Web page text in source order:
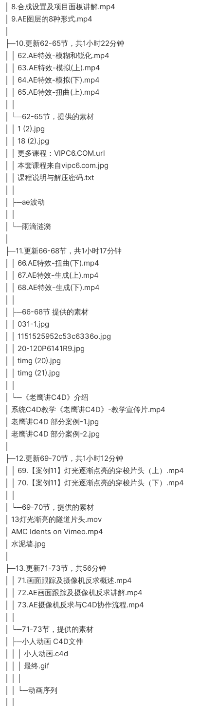
│ 8.合成设置及项目面板讲解.mp4
│ 9.AE图层的8种形式.mp4
├─10.更新62-65节，共1小时22分钟
│ │ 62.AE特效-模糊和锐化.mp4
│ │ 63.AE特效-模拟(上).mp4
│ │ 64.AE特效-模拟(下).mp4
│ │ 65.AE特效-扭曲(上).mp4
│ └─62-65节，提供的素材
│ │ 1 (2).jpg
│ │ 18 (2).jpg
│ │ 更多课程：VIPC6.COM.url
│ │ 本套课程来自vipc6.com.jpg
│ │ 课程说明与解压密码.txt
│ ├─ae波动
│ └─雨滴涟漪
├─11.更新66-68节，共1小时17分钟
│ │ 66.AE特效-扭曲(下).mp4
│ │ 67.AE特效-生成(上).mp4
│ │ 68.AE特效-生成(下).mp4
│ ├─66-68节 提供的素材
│ │ 031-1.jpg
│ │ 1151525952c53c6336o.jpg
│ │ 20-120P6141R9.jpg
│ │ timg (20).jpg
│ │ timg (21).jpg
│ └─《老鹰讲C4D》介绍
│ 系统C4D教学《老鹰讲C4D》-教学宣传片.mp4
│ 老鹰讲C4D 部分案例-1.jpg
│ 老鹰讲C4D 部分案例-2.jpg
├─12.更新69-70节，共1小时12分钟
│ │ 69.【案例11】灯光逐渐点亮的穿梭片头（上）.mp4
│ │ 70.【案例11】灯光逐渐点亮的穿梭片头（下）.mp4
│ └─69-70节，提供的素材
│ 13灯光渐亮的隧道片头.mov
│ AMC Idents on Vimeo.mp4
│ 水泥墙.jpg
├─13.更新71-73节，共56分钟
│ │ 71.画面跟踪及摄像机反求概述.mp4
│ │ 72.AE画面跟踪及摄像机反求讲解.mp4
│ │ 73.AE摄像机反求与C4D协作流程.mp4
│ └─71-73节，提供的素材
│ ├─小人动画 C4D文件
│ │ │ 小人动画.c4d
│ │ │ 最终.gif
│ │ └─动画序列